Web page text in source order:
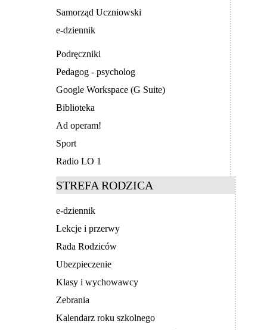
Samorząd Uczniowski
e-dziennik
Podręczniki
Pedagog - psycholog
Google Workspace (G Suite)
Biblioteka
Ad operam!
Sport
Radio LO 1
STREFA RODZICA
e-dziennik
Lekcje i przerwy
Rada Rodziców
Ubezpieczenie
Klasy i wychowawcy
Zebrania
Kalendarz roku szkolnego